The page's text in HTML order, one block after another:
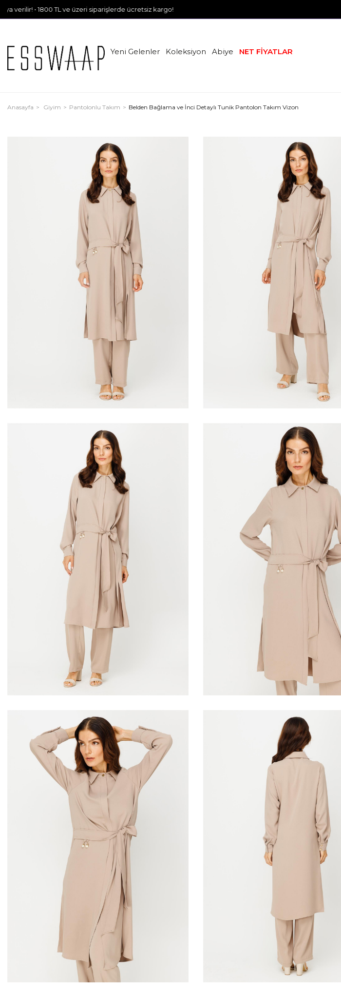
• 1800 TL ve üzeri siparişlerde ücretsiz kargo!
Yeni Gelenler Koleksiyon Abiye NET FİYATLAR
Anasayfa Giyim Pantolonlu Takım Belden Bağlama ve İnci Detaylı Tunik Pantolon Takım Vizon